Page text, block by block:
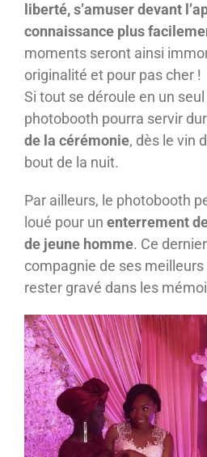
liberté, s’amuser devant
connaissance plus
moments seront ainsi
originalité et pour pas cher !
Si tout se déroule en un
photobooth pourra servir
de la cérémonie, dès le vin
bout de la nuit.
Par ailleurs, le photobooth
loué pour un enterrement
de jeune homme. Ce
compagnie de ses
rester gravé dans les